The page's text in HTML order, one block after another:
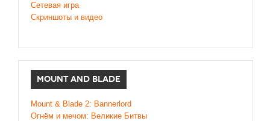
Сетевая игра
Скриншоты и видео
MOUNT AND BLADE
Mount & Blade 2: Bannerlord
Огнём и мечом: Великие Битвы